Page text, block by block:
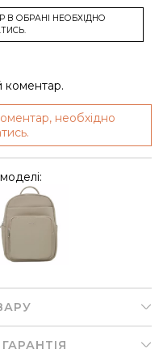
ОБРАНІ НЕОБХІДНО
необхідно